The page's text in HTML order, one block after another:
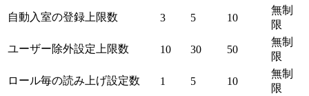
自動入室の登録上限数 3 5 10
無制
限
ユーザー除外設定上限数 10 30 50
無制
限
ロール毎の読み上げ設定数 1 5 10
無制
限